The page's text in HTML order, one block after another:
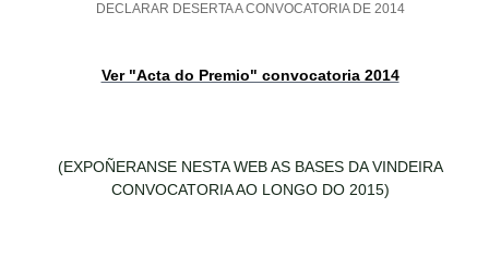
DECLARAR DESERTA A CONVOCATORIA DE 2014
Ver "Acta do Premio" convocatoria 2014
(EXPOÑERANSE NESTA WEB AS BASES DA VINDEIRA
CONVOCATORIA AO LONGO DO 2015)